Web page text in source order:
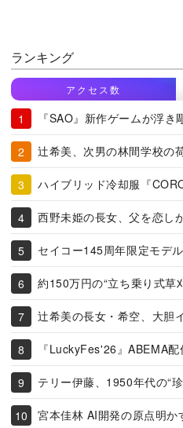
ランキング
アクセス数
『SAO』新作ゲームが浮き
辻希美、次男の林間学校の
ハイブリッド冷却服『
西野未姫の長女、父を恋し
セイコー145周年限定モデ
約150万円の“立ち乗り式草
辻希美の長女・希空、大胆
『LuckyFes'26』ABEMA
テリー伊藤、1950年代の“
宮本佳林 AI開発の原点明か